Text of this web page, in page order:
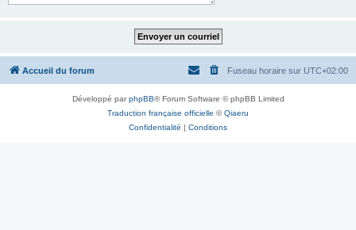
Accueil du forum Fuseau horaire sur UTC+02:00
Développé parphpBB® Forum Software © phpBB Limited
Traduction française officielle ©Qiaeru
Confidentialité | Conditions